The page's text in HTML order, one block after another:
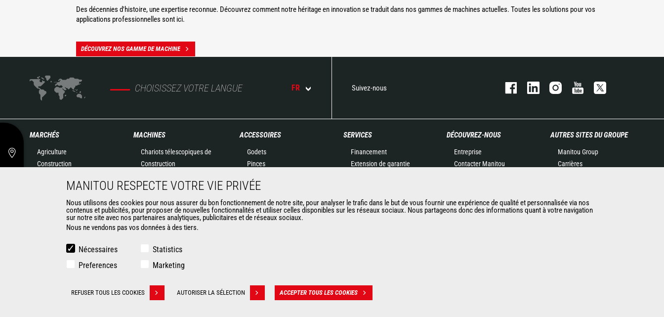
Des décennies d'histoire, une expertise reconnue. Découvrez comment notre héritage en innovation se traduit dans nos gammes de machines actuelles. Toutes les solutions pour vos
applications professionnelles sont ici.
DÉCOUVREZ NOS GAMME DE MACHINE
CHOISISSEZ VOTRE LANGUE FR Suivez-nous
MARCHÉS
Agriculture
Construction
Pétrole & gaz
Aéronautique
Environnement
Exploitation minière
MACHINES
Chariots télescopiques de
Construction
Agricoles
Chargeuses articulées
Nacelles élévatrices
Chariots embarqués
Chargeuses compactes
ACCESSOIRES
Godets
Pinces
Fourches et Grappins
Potences
Nacelles
SERVICES
Financement
Extension de garantie
Solutions connectées
Outil de Diagnostic
DÉCOUVREZ-NOUS
Entreprise
Contacter Manitou
données
Evénements
AUTRES SITES DU GROUPE
Manitou Group
Carrières
Gehl
Manitou Group
MANITOU RESPECTE VOTRE VIE PRIVÉE
Nous utilisons des cookies pour nous assurer du bon fonctionnement de notre site, pour analyser le trafic dans le but de vous fournir une expérience de qualité et personnalisée via nos
contenus et publicités, pour proposer de nouvelles fonctionnalités et utiliser celles disponibles sur les réseaux sociaux. Nous partageons donc des informations quant à votre navigation
sur notre site avec nos partenaires analytiques, publicitaires et de réseaux sociaux.
Nous ne vendons pas vos données à des tiers.
Nécessaires
Statistics
Preferences
Marketing
REFUSER TOUS LES COOKIES AUTORISER LA SÉLECTION ACCEPTER TOUS LES COOKIES
Retirer son consentement